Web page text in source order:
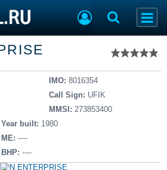
Торговая площадка
Доска объявлений
Продажа флота
Оборудование
Изделия
IMO: 8016354
Call Sign: UFIK
MMSI: 273853400
Year built: 1980
ME: ----
BHP: ----